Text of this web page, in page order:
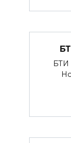
БТИ